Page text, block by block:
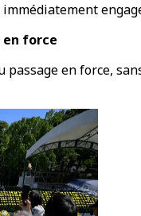
en force
en force,